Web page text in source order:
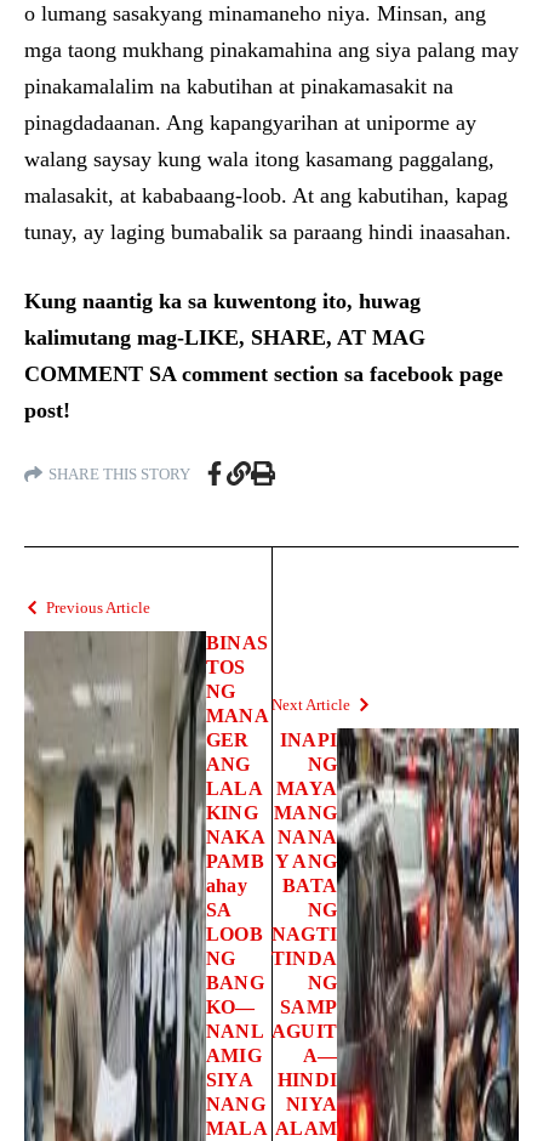
o lumang sasakyang minamaneho niya. Minsan, ang
mga taong mukhang pinakamahina ang siya palang may
pinakamalalim na kabutihan at pinakamasakit na
pinagdadaanan. Ang kapangyarihan at uniporme ay
walang saysay kung wala itong kasamang paggalang,
malasakit, at kababaang-loob. At ang kabutihan, kapag
tunay, ay laging bumabalik sa paraang hindi inaasahan.
Kung naantig ka sa kuwentong ito, huwag
kalimutang mag-LIKE, SHARE, AT MAG
COMMENT SA comment section sa facebook page
post!
SHARE THIS STORY
Previous Article
BINAS
TOS
NG
MANA
GER
ANG
LALA
KING
NAKA
PAMB
ahay
SA
LOOB
NG
BANG
KO—
NANL
AMIG
SIYA
NANG
MALA
Next Article
INAPI
NG
MAYA
MANG
NANA
Y ANG
BATA
NG
NAGTI
TINDA
NG
SAMP
AGUIT
A—
HINDI
NIYA
ALAM